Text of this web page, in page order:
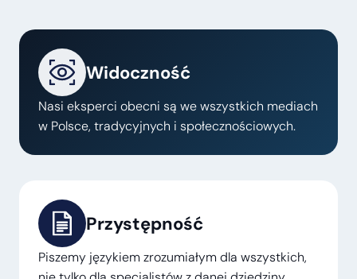
Widoczność
Nasi eksperci obecni są we wszystkich mediach
w Polsce, tradycyjnych i społecznościowych.
Przystępność
Piszemy językiem zrozumiałym dla wszystkich,